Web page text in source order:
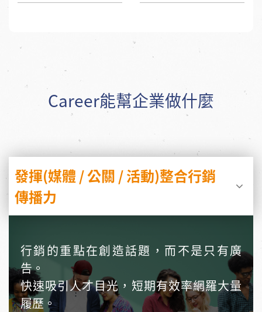
Career能幫企業做什麼
發揮(媒體 / 公關 / 活動)整合行銷
傳播力
行銷的重點在創造話題，而不是只有廣
告。
快速吸引人才目光，短期有效率網羅大量
履歷。